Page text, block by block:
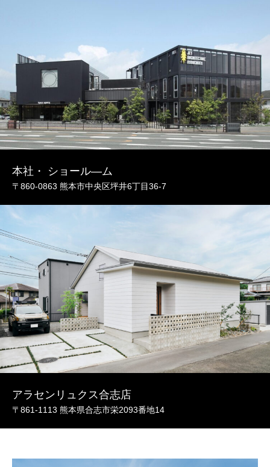
本社・ ショール―ム
〒860-0863 熊本市中央区坪井6丁目36-7
アラセンリュクス合志店
〒861-1113 熊本県合志市栄2093番地14